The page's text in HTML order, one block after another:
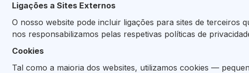
Ligações a Sites Externos
O nosso website pode incluir ligações para sites de terceiros
nos responsabilizamos pelas respetivas políticas de
Cookies
Tal como a maioria dos websites, utilizamos cookies —